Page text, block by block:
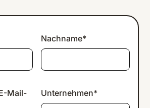
Nachname*
Mail-
Unternehmen*